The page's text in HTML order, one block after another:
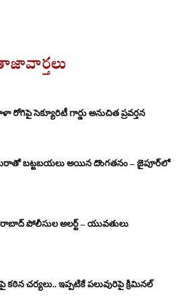
సెక్యూరిటీ గార్డు అనుచిత ప్రవర్తన
బట్టబయలు అయిన దొంగతనం – జైపూర్‌లో
పోలీసుల అలర్ట్ – యువతులు
చర్యలు.. ఇప్పటికే పలువురిపై క్రిమినల్